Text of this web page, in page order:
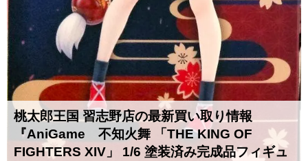
桃太郎王国 習志野店の最新買い取り情報
『AniGame 不知火舞 ​「THE ​KING ​OF ​
FIGHTERS ​XIV」 ​1/6 ​塗装済み完成品フィギュ